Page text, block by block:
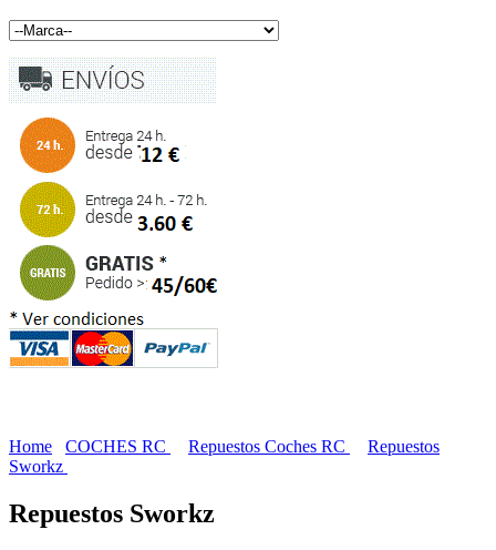
Home COCHES RC Repuestos Coches RC
Repuestos
Sworkz
Repuestos Sworkz